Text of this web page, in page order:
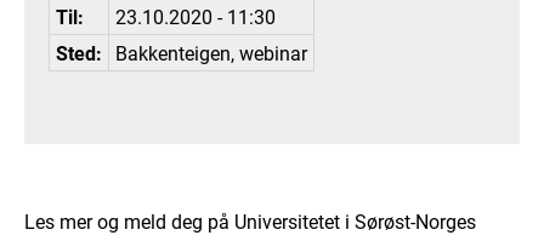
Til:
23.10.2020 - 11:30
Sted:
Bakkenteigen, webinar
Les mer og meld deg på Universitetet i Sørøst-Norges